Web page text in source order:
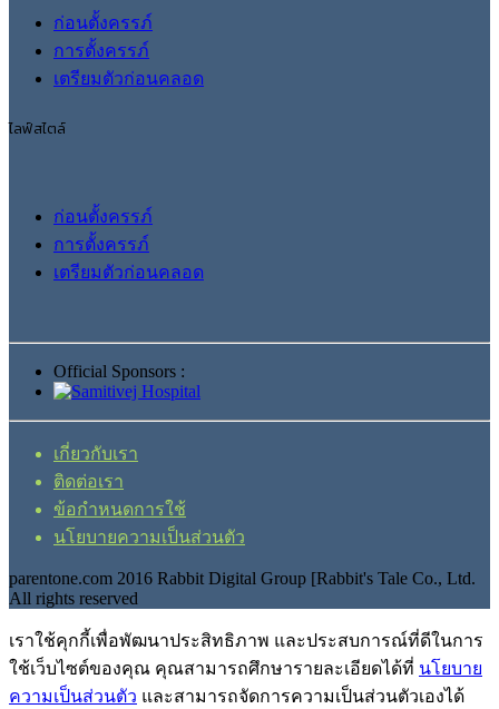
ก่อนตั้งครรภ์
การตั้งครรภ์
เตรียมตัวก่อนคลอด
ไลฟ์สไตล์
ก่อนตั้งครรภ์
การตั้งครรภ์
เตรียมตัวก่อนคลอด
Official Sponsors :
เกี่ยวกับเรา
ติดต่อเรา
ข้อกำหนดการใช้
นโยบายความเป็นส่วนตัว
parentone.com 2016 Rabbit Digital Group [Rabbit's Tale Co., Ltd.
All rights reserved
เราใช้คุกกี้เพื่อพัฒนาประสิทธิภาพ และประสบการณ์ที่ดีในการ
ใช้เว็บไซต์ของคุณ คุณสามารถศึกษารายละเอียดได้ที่ นโยบาย
ความเป็นส่วนตัว และสามารถจัดการความเป็นส่วนตัวเองได้